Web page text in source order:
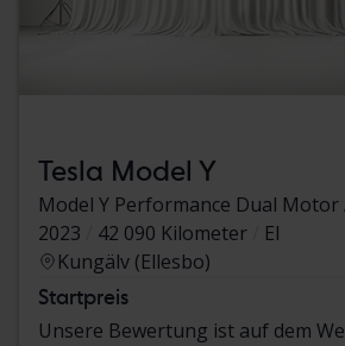
Tesla Model Y
Model Y Performance Dual Motor
2023
42 090 Kilometer
El
Kungälv (Ellesbo)
Startpreis
Unsere Bewertung ist auf dem